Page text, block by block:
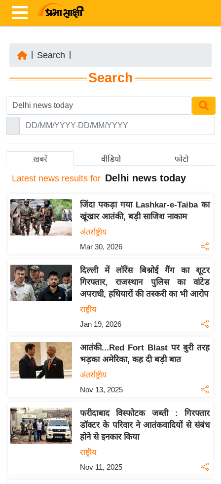
ज़ा
ख
र
ष्ट्री
अं
र्रा
ष्ट्री
य
ने
स
उ
ज
ग
त
वि
ष
ज्ञ
रा
य
Search
Search
ख़बरें वीडियो फोटो
Latest news results for Delhi news today
जिंदा पकड़ा गया Lashkar-e-Taiba का
खूंखार आतंकी, बड़ी साजिश नाकाम
अंतर्राष्ट्रीय
Mar 30, 2026
दिल्ली में लॉरेंस बिश्नोई गैंग का शूटर
गिरफ्तार, राजस्थान पुलिस का वांटेड
अपराधी, हथियारों की तस्करी का भी आरोप
राष्ट्रीय
Jan 19, 2026
आतंकी...Red Fort Blast पर बुरी तरह
भड़का अमेरिका, कह दी बड़ी बात
अंतर्राष्ट्रीय
Nov 13, 2025
फरीदाबाद विस्फोटक जब्ती : गिरफ्तार
डॉक्टर के परिवार ने आतंकवादियों से संबंध
होने से इनकार किया
राष्ट्रीय
Nov 11, 2025